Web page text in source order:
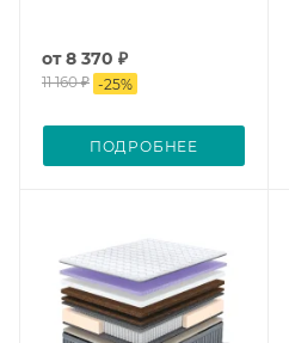
от8 370 ₽
11 160 ₽ -25%
ПОДРОБНЕЕ